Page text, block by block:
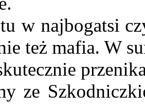
w najbogatsi
też mafia. W
ze